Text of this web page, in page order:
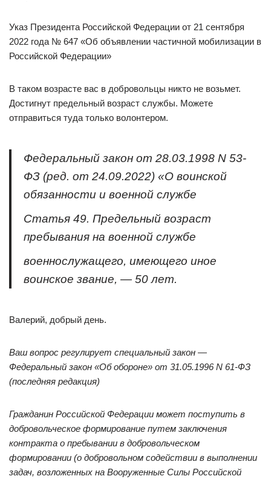
Указ Президента Российской Федерации от 21 сентября
2022 года № 647 «Об объявлении частичной мобилизации в
Российской Федерации»
В таком возрасте вас в добровольцы никто не возьмет.
Достигнут предельный возраст службы. Можете
отправиться туда только волонтером.
Федеральный закон от 28.03.1998 N 53-
ФЗ (ред. от 24.09.2022) «О воинской
обязанности и военной службе
Статья 49. Предельный возраст
пребывания на военной службе
военнослужащего, имеющего иное
воинское звание, — 50 лет.
Валерий, добрый день.
Ваш вопрос регулирует специальный закон —
Федеральный закон «Об обороне» от 31.05.1996 N 61-ФЗ
(последняя редакция)
Гражданин Российской Федерации может поступить в
добровольческое формирование путем заключения
контракта о пребывании в добровольческом
формировании (о добровольном содействии в выполнении
задач, возложенных на Вооруженные Силы Российской